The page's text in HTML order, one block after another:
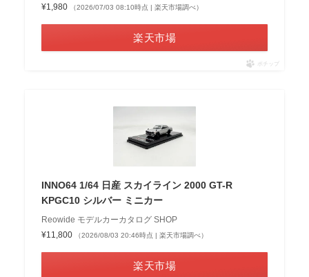
¥1,980
（2026/07/03 08:10時点 | 楽天市場調べ）
楽天市場
ポチップ
INNO64 1/64 日産 スカイライン 2000 GT-R
KPGC10 シルバー ミニカー
Reowide モデルカーカタログ SHOP
¥11,800
（2026/08/03 20:46時点 | 楽天市場調べ）
楽天市場